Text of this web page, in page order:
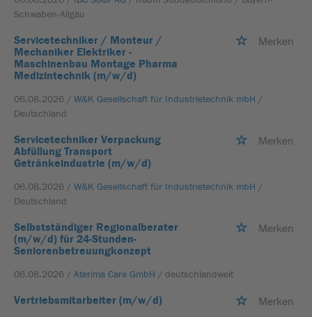
Schwaben-Allgäu
Servicetechniker / Monteur /
Mechaniker Elektriker -
Maschinenbau Montage Pharma
Medizintechnik (m/w/d)
Merken
06.08.2026 / W&K Gesellschaft für Industrietechnik mbH /
Deutschland
Servicetechniker Verpackung
Abfüllung Transport
Getränkeindustrie (m/w/d)
Merken
06.08.2026 / W&K Gesellschaft für Industrietechnik mbH /
Deutschland
Selbstständiger Regionalberater
(m/w/d) für 24-Stunden-
Seniorenbetreuungkonzept
Merken
06.08.2026 / Aterima Care GmbH / deutschlandweit
Vertriebsmitarbeiter (m/w/d) Merken